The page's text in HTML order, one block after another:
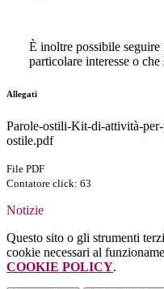
È inoltre possibile
particolare interesse o
Allegati
Parole-ostili-Kit-di-attività-
ostile.pdf
File PDF
Contatore click: 63
Notizie
Questo sito o gli strumenti
cookie necessari al
COOKIE POLICY.